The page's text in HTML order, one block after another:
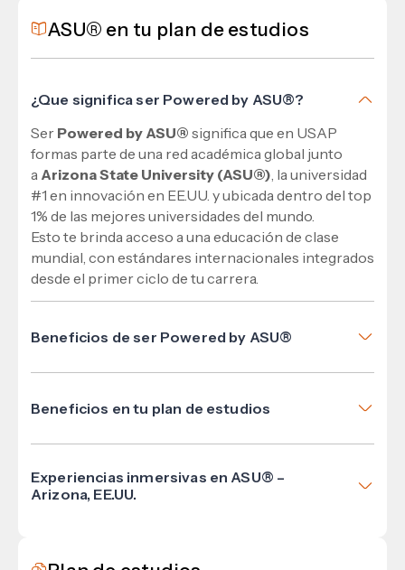
ASU® en tu plan de estudios
¿Que significa ser Powered by ASU®?
Ser Powered by ASU® significa que en USAP
formas parte de una red académica global junto
a Arizona State University (ASU®), la universidad
#1 en innovación en EE.UU. y ubicada dentro del top
1% de las mejores universidades del mundo.
Esto te brinda acceso a una educación de clase
mundial, con estándares internacionales integrados
desde el primer ciclo de tu carrera.
Beneficios de ser Powered by ASU®
Formación con estándares internacionales.
Oportunidades académicas en Estados Unidos.
Red profesional internacional.
Mayor empleabilidad y competitividad.
Beneficios en tu plan de estudios
ASU Content®: Cursos con casos reales,
oficiales desarrollados por ASU®.
ASU Certificates®: Certificaciones
Experiencias inmersivas en ASU® –
Arizona, EE.UU.